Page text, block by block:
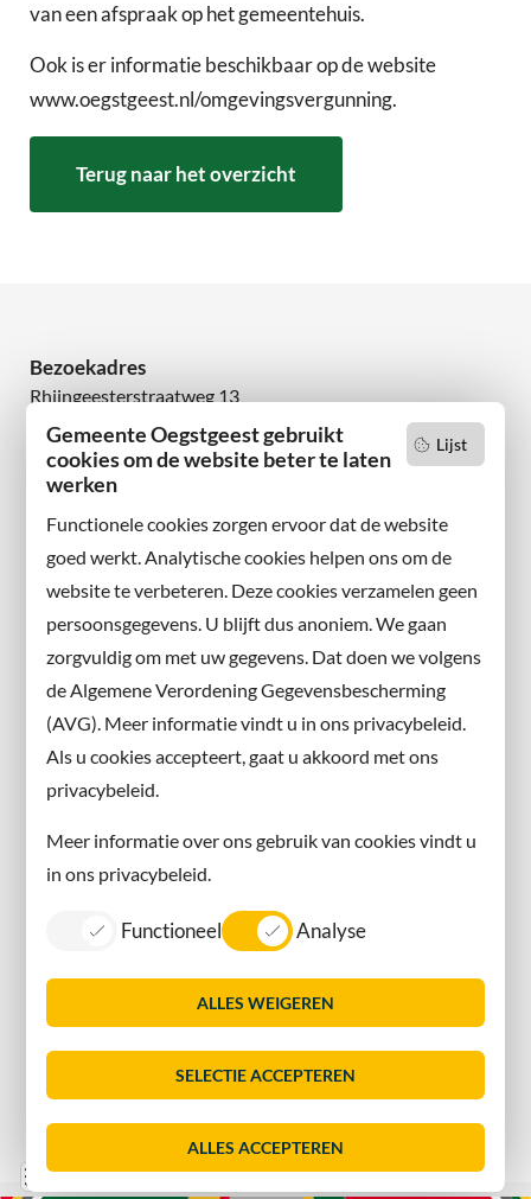
Lijst
Gemeente Oegstgeest gebruikt
cookies om de website beter te laten
werken
Functionele cookies zorgen ervoor dat de website
goed werkt. Analytische cookies helpen ons om de
website te verbeteren. Deze cookies verzamelen geen
persoonsgegevens. U blijft dus anoniem. We gaan
zorgvuldig om met uw gegevens. Dat doen we volgens
de Algemene Verordening Gegevensbescherming
(AVG). Meer informatie vindt u in ons privacybeleid.
Als u cookies accepteert, gaat u akkoord met ons
privacybeleid.
Meer informatie over ons gebruik van cookies vindt u
in ons privacybeleid.
Functioneel Analyse
ALLES WEIGEREN
SELECTIE ACCEPTEREN
ALLES ACCEPTEREN
LijstConsent
van een afspraak op het gemeentehuis.
Ook is er informatie beschikbaar op de website
www.oegstgeest.nl/omgevingsvergunning.
Terug naar het overzicht
Bezoekadres
Rhijngeesterstraatweg 13
2342 AN Oegstgeest
Wilt u niets missen?
en volg ons ook op sociale media.
Facebook
X
Instagram
Contact met de gemeente
Contact
Information in English
Sitemap
Toegankelijkheid
Dorpsmarketing Oegstgeest